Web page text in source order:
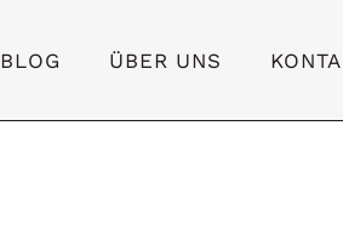
BLOG ÜBER UNS